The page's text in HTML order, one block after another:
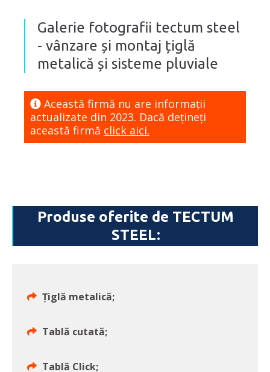
Galerie fotografii tectum steel
- vânzare și montaj țiglă
metalică și sisteme pluviale
Această firmă nu are informaţii
actualizate din 2023. Dacă dețineți
această firmă click aici.
Produse oferite de TECTUM
STEEL:
Țiglă metalică;
Tablă cutată;
Tablă Click;